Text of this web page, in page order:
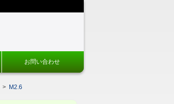
お問い合わせ
> M2.6